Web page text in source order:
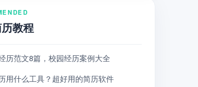
教程
历范文8篇，校园经历案例大全
用什么工具？超好用的简历软件